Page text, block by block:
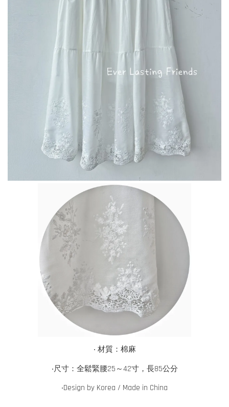
‧ 材質：棉麻
‧尺寸：全鬆緊腰25～42寸，長85公分
‧Design by Korea / Made in China